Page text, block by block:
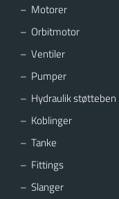
Motorer
Orbitmotor
Ventiler
Pumper
Hydraulik støtteben
Koblinger
Tanke
Fittings
Slanger